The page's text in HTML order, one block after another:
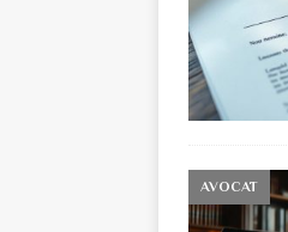
AVOCAT